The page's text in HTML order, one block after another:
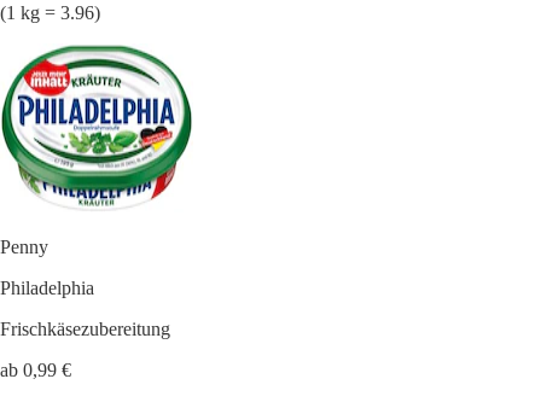
(1 kg = 3.96)
Penny
Philadelphia
Frischkäsezubereitung
ab 0,99 €